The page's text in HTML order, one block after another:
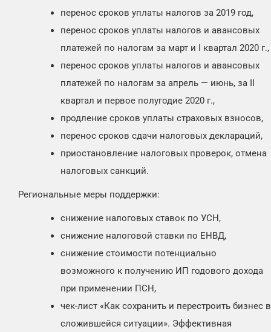
перенос сроков уплаты налогов за 2019 год,
перенос сроков уплаты налогов и авансовых
платежей по налогам за март и I квартал 2020 г.,
перенос сроков уплаты налогов и авансовых
платежей по налогам за апрель — июнь, за II
квартал и первое полугодие 2020 г.,
продление сроков уплаты страховых взносов,
перенос сроков сдачи налоговых деклараций,
приостановление налоговых проверок, отмена
налоговых санкций.
Региональные меры поддержки:
снижение налоговых ставок по УСН,
снижение налоговой ставки по ЕНВД,
снижение стоимости потенциально
возможного к получению ИП годового дохода
при применении ПСН,
чек-лист «Как сохранить и перестроить бизнес в
сложившейся ситуации». Эффективная